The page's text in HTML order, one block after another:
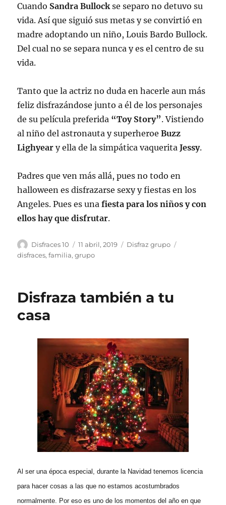
Cuando Sandra Bullock se separo no detuvo su
vida. Así que siguió sus metas y se convirtió en
madre adoptando un niño, Louis Bardo Bullock.
Del cual no se separa nunca y es el centro de su
vida.
Tanto que la actriz no duda en hacerle aun más
feliz disfrazándose junto a él de los personajes
de su película preferida “Toy Story”. Vistiendo
al niño del astronauta y superheroeBuzz
Lighyeary ella de la simpática vaquerita Jessy.
Padres que ven más allá, pues no todo en
halloween es disfrazarse sexy y fiestas en los
Angeles. Pues es unafiesta para los niños y con
ellos hay que disfrutar.
Autor
Disfraces 10
Publicado
el
11 abril, 2019 Categorías
Disfraz grupo
disfraces,familia,grupo
Disfraza también a tu
casa
Al ser una época especial, durante la Navidad tenemos licencia
para hacer cosas a las que no estamos acostumbrados
normalmente. Por eso es uno de los momentos del año en que